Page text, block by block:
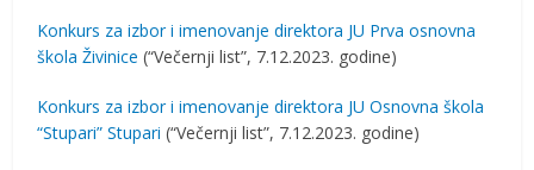
Konkurs za izbor i imenovanje direktora JU Prva osnovna
škola Živinice (“Večernji list”, 7.12.2023. godine)
Konkurs za izbor i imenovanje direktora JU Osnovna škola
“Stupari” Stupari (“Večernji list”, 7.12.2023. godine)